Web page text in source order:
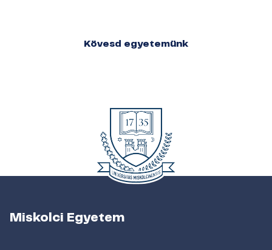
Kövesd egyetemünk
Miskolci Egyetem